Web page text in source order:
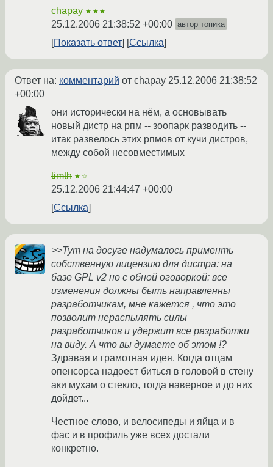
chapay ★★★
25.12.2006 21:38:52 +00:00 автор топика
Показать ответ Ссылка
Ответ на: комментарий от chapay 25.12.2006 21:38:52
+00:00
они исторически на нём, а основывать
новый дистр на рпм -- зоопарк разводить --
итак развелось этих рпмов от кучи дистров,
между собой несовместимых
timth ★☆
25.12.2006 21:44:47 +00:00
Ссылка
>>Тут на досуге надумалось применть
собственную лицензию для дистра: на
базе GPL v2 но с обной оговоркой: все
изменения должны быть направленны
разработчикам, мне кажется , что это
позволит нераспылять силы
разработчиков и удержит все разработки
на виду. А что вы думаете об этом !?
Здравая и грамотная идея. Когда отцам
опенсорса надоест биться в головой в стену
аки мухам о стекло, тогда наверное и до них
дойдет...
Честное слово, и велосипеды и яйца и в
фас и в профиль уже всех достали
конкретно.